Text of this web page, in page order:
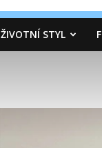
ŽIVOTNÍ STYL